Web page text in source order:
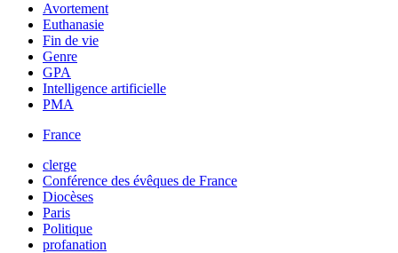
Avortement
Euthanasie
Fin de vie
Genre
GPA
Intelligence artificielle
PMA
France
clerge
Conférence des évêques de France
Diocèses
Paris
Politique
profanation